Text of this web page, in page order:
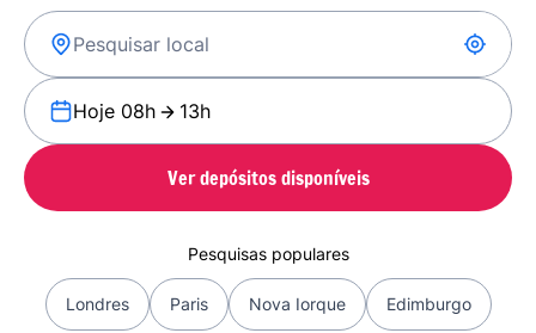
Hoje 08h 13h
Ver depósitos disponíveis
Pesquisas populares
Londres Paris Nova Iorque Edimburgo